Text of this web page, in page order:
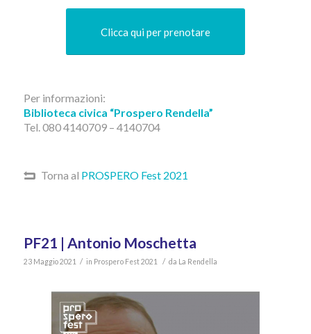
Clicca qui per prenotare
Per informazioni:
Biblioteca civica “Prospero Rendella”
Tel. 080 4140709 – 4140704
Torna al PROSPERO Fest 2021
PF21 | Antonio Moschetta
23 Maggio 2021 / in Prospero Fest 2021 / da La Rendella